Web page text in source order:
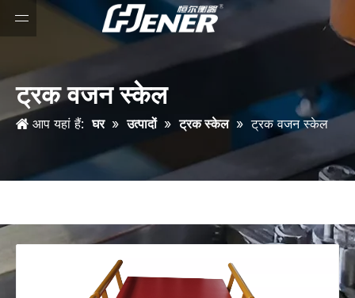
ट्रक वजन स्केल
आप यहां हैं: घर » उत्पादों » ट्रक स्केल » ट्रक वजन स्केल